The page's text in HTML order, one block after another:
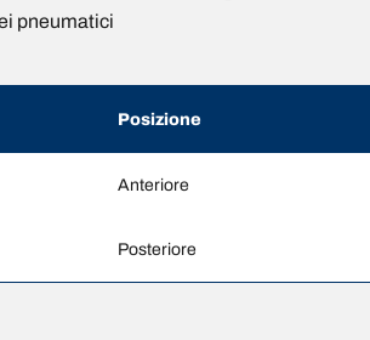
pneumatici
Posizione
Anteriore
Posteriore